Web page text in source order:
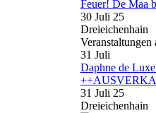
Feuer! De Maa
30 Juli 25
Dreieichenhain
Veranstaltungen
31 Juli
Daphne de
31 Juli 25
Dreieichenhain